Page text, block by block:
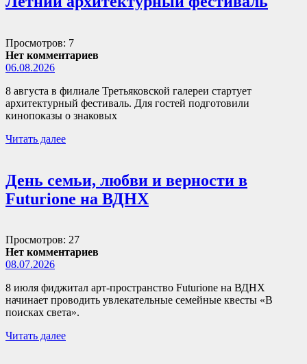
Просмотров: 7
Нет комментариев
06.08.2026
8 августа в филиале Третьяковской галереи стартует
архитектурный фестиваль. Для гостей подготовили
кинопоказы о знаковых
Читать далее
День семьи, любви и верности в
Futurione на ВДНХ
Просмотров: 27
Нет комментариев
08.07.2026
8 июля фиджитал арт-пространство Futurione на ВДНХ
начинает проводить увлекательные семейные квесты «В
поисках света».
Читать далее